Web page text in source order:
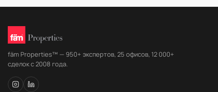
fäm Properties™ — 950+ экспертов, 25 офисов, 12 000+
сделок с 2008 года.